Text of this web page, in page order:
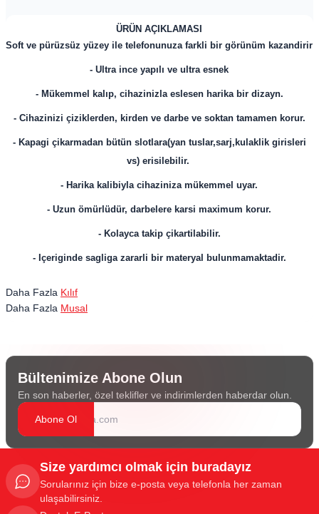
ÜRÜN AÇIKLAMASI
Soft ve pürüzsüz yüzey ile telefonunuza farkli bir görünüm kazandirir
- Ultra ince yapılı ve ultra esnek
- Mükemmel kalıp, cihazinizla eslesen harika bir dizayn.
- Cihazinizi çiziklerden, kirden ve darbe ve soktan tamamen korur.
- Kapagi çikarmadan bütün slotlara(yan tuslar,sarj,kulaklik girisleri
vs) erisilebilir.
- Harika kalibiyla cihaziniza mükemmel uyar.
- Uzun ömürlüdür, darbelere karsi maximum korur.
- Kolayca takip çikartilabilir.
- Içeriginde sagliga zararli bir materyal bulunmamaktadir.
Daha Fazla Kılıf
Daha Fazla Musal
Bültenimize Abone Olun
En son haberler, özel teklifler ve indirimlerden haberdar olun.
Abone Ol
Size yardımcı olmak için buradayız
Sorularınız için bize e-posta veya telefonla her zaman
ulaşabilirsiniz.